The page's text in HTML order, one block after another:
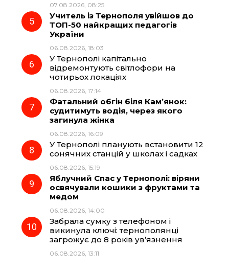
07.08.2026, 08:25
Учитель із Тернополя увійшов до
ТОП-50 найкращих педагогів
України
06.08.2026, 18:03
У Тернополі капітально
відремонтують світлофори на
чотирьох локаціях
06.08.2026, 17:14
Фатальний обгін біля Кам’янок:
судитимуть водія, через якого
загинула жінка
06.08.2026, 16:09
У Тернополі планують встановити 12
сонячних станцій у школах і садках
06.08.2026, 15:19
Яблучний Спас у Тернополі: віряни
освячували кошики з фруктами та
медом
06.08.2026, 14:00
Забрала сумку з телефоном і
викинула ключі: тернополянці
загрожує до 8 років ув’язнення
06.08.2026, 13:11